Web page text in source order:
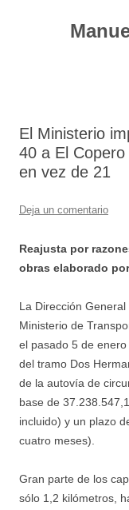
El Ministerio
40 a El
en vez de 21
Deja un comentario
Reajusta por
obras elaborado
La Dirección
Ministerio de
el pasado 5 de
del tramo Dos
de la autovía de
base de
incluido) y un plazo
cuatro meses).
Gran parte de los
sólo 1,2 kilómetros,